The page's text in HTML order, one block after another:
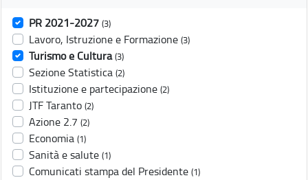
PR 2021-2027 (3)
Lavoro, Istruzione e Formazione (3)
Turismo e Cultura (3)
Sezione Statistica (2)
Istituzione e partecipazione (2)
JTF Taranto (2)
Azione 2.7 (2)
Economia (1)
Sanità e salute (1)
Comunicati stampa del Presidente (1)